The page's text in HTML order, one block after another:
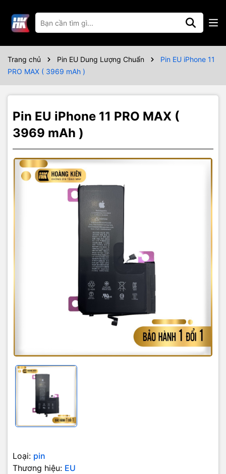
Trang chủ Pin EU Dung Lượng Chuẩn
Pin EU iPhone 11
PRO MAX ( 3969 mAh )
Pin EU iPhone 11 PRO MAX (
3969 mAh )
Loại: pin
Thương hiệu: EU
Thông số kỹ thuật